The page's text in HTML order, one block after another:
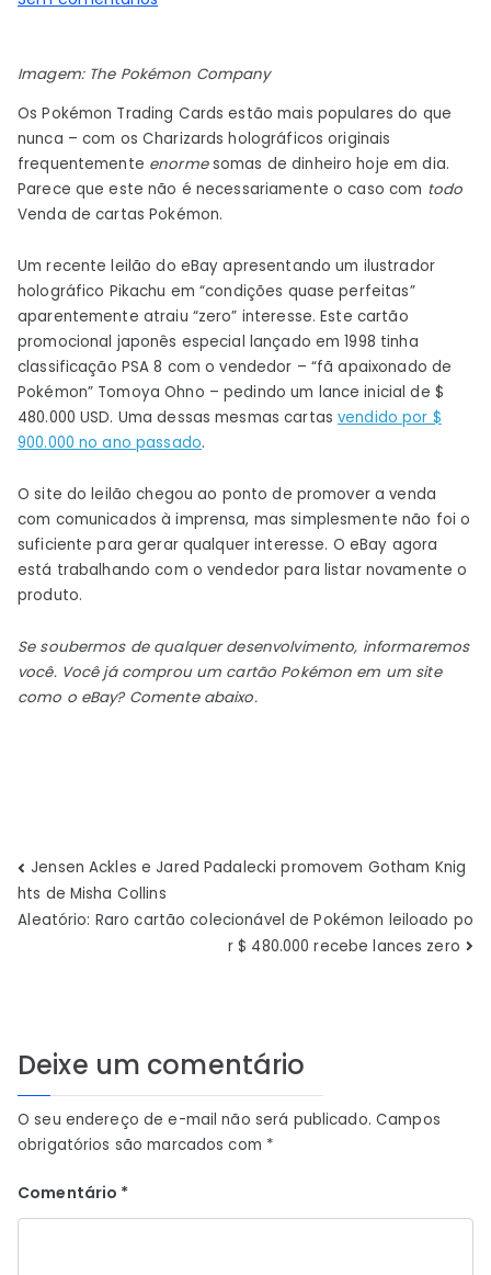
carta
Pikachu
leiloada
por
$
480.000
lances
zero
Imagem: The Pokémon Company
Os Pokémon Trading Cards estão mais populares do que
nunca – com os Charizards holográficos originais
frequentemente enormesomas de dinheiro hoje em dia.
Parece que este não é necessariamente o caso com todo
Venda de cartas Pokémon.
Um recente leilão do eBay apresentando um ilustrador
holográfico Pikachu em “condições quase perfeitas”
aparentemente atraiu “zero” interesse. Este cartão
promocional japonês especial lançado em 1998 tinha
classificação PSA 8 com o vendedor – “fã apaixonado de
Pokémon” Tomoya Ohno – pedindo um lance inicial de $
480.000 USD. Uma dessas mesmas cartasvendido por $
900.000 no ano passado.
O site do leilão chegou ao ponto de promover a venda
com comunicados à imprensa, mas simplesmente não foi o
suficiente para gerar qualquer interesse. O eBay agora
está trabalhando com o vendedor para listar novamente o
produto.
Se soubermos de qualquer desenvolvimento, informaremos
você. Você já comprou um cartão Pokémon em um site
como o eBay? Comente abaixo.
Navegação
de
Jensen Ackles e Jared Padalecki promovem Gotham Knig
hts de Misha Collins
Aleatório: Raro cartão colecionável de Pokémon leiloado po
r $ 480.000 recebe lances zero
Deixe um comentário
O seu endereço de e-mail não será publicado. Campos
obrigatórios são marcados com *
Comentário *